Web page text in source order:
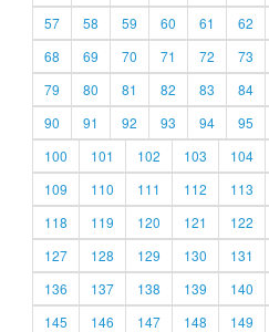
57
58 59 60 61 62
68
69 70 71 72 73
79
80 81 82 83 84
90
91 92 93 94 95
100
101 102 103 104
109
110 111 112 113
118
119 120 121 122
127
128 129 130 131
136
137 138 139 140
145
146 147 148 149